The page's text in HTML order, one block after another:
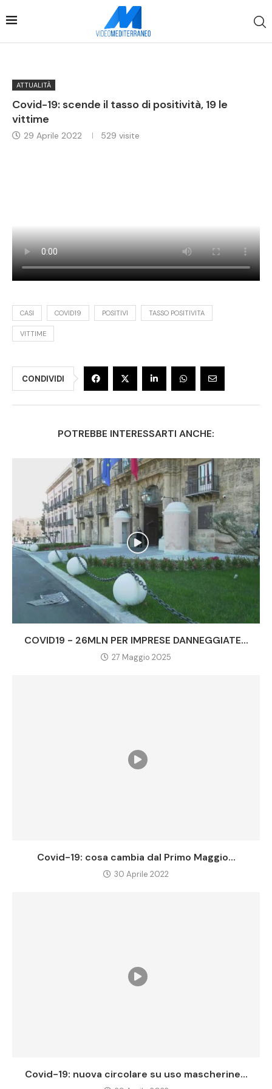
ATTUALITÀ
Covid-19: scende il tasso di positività, 19 le
vittime
29 Aprile 2022 529 visite
CASI COVID19 POSITIVI TASSO POSITIVITA
VITTIME
CONDIVIDI
POTREBBE INTERESSARTI ANCHE:
COVID19 - 26MLN PER IMPRESE DANNEGGIATE...
27 Maggio 2025
Covid-19: cosa cambia dal Primo Maggio...
30 Aprile 2022
Covid-19: nuova circolare su uso mascherine...